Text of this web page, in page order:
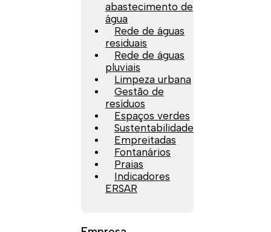
abastecimento de
água
Rede de águas
residuais
Rede de águas
pluviais
Limpeza urbana
Gestão de
resíduos
Espaços verdes
Sustentabilidade
Empreitadas
Fontanários
Praias
Indicadores
ERSAR